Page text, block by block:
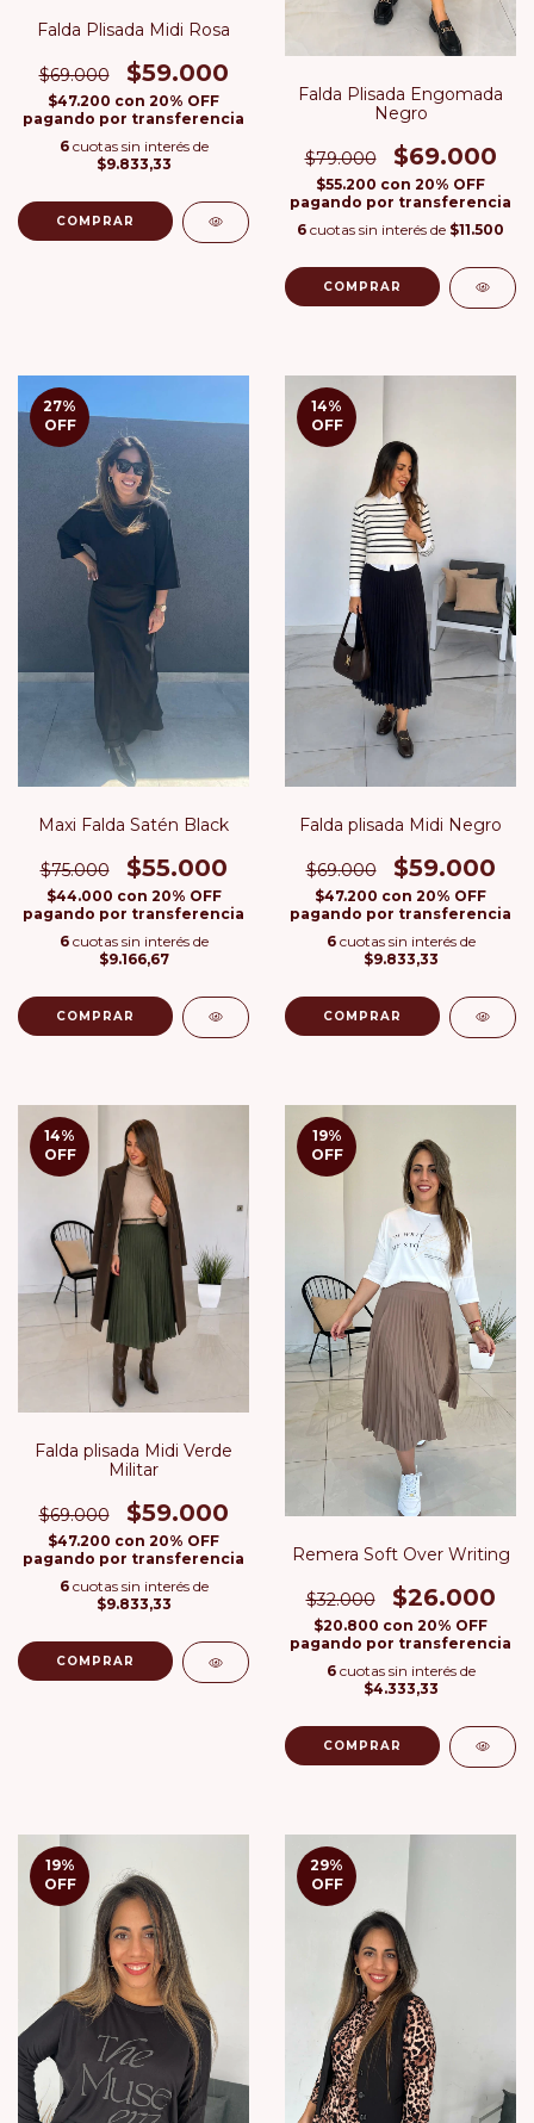
Falda Plisada Midi Rosa
$69.000 $59.000
$47.200 con 20% OFF
pagando por transferencia
6 cuotas sin interés de
$9.833,33
COMPRAR
Falda Plisada Engomada
Negro
$79.000 $69.000
$55.200 con 20% OFF
pagando por transferencia
6 cuotas sin interés de $11.500
COMPRAR
27%
OFF
Maxi Falda Satén Black
$75.000 $55.000
$44.000 con 20% OFF
pagando por transferencia
6 cuotas sin interés de
$9.166,67
COMPRAR
14%
OFF
Falda plisada Midi Negro
$69.000 $59.000
$47.200 con 20% OFF
pagando por transferencia
6 cuotas sin interés de
$9.833,33
COMPRAR
14%
OFF
Falda plisada Midi Verde
Militar
$69.000 $59.000
$47.200 con 20% OFF
pagando por transferencia
6 cuotas sin interés de
$9.833,33
COMPRAR
19%
OFF
Remera Soft Over Writing
$32.000 $26.000
$20.800 con 20% OFF
pagando por transferencia
6 cuotas sin interés de
$4.333,33
COMPRAR
19%
OFF
29%
OFF